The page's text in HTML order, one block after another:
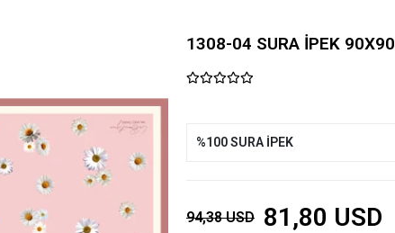
1308-04 SURA İPEK 90X90
%100 SURA İPEK
94,38 USD 81,80 USD